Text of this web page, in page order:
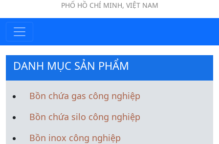
PHỐ HỒ CHÍ MINH, VIỆT NAM
DANH MỤC SẢN PHẨM
Bồn chứa gas công nghiệp
Bồn chứa silo công nghiệp
Bồn inox công nghiệp